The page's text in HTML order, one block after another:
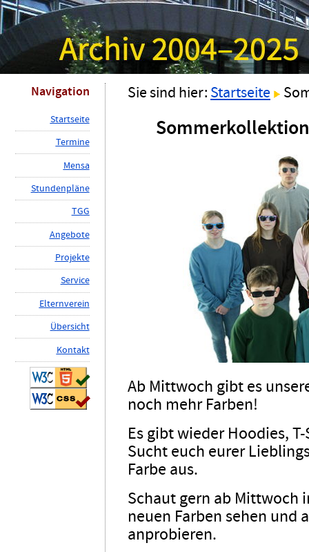
Navigation
Startseite
Termine
Mensa
Stundenpläne
TGG
Angebote
Projekte
Service
Elternverein
Übersicht
Kontakt
Sie sind hier: Startseite
Ab Mittwoch gibt es
noch mehr Farben!
Es gibt wieder Hoodies,
Sucht euch eurer
Farbe aus.
Schaut gern ab Mittwoch
neuen Farben sehen und
anprobieren.